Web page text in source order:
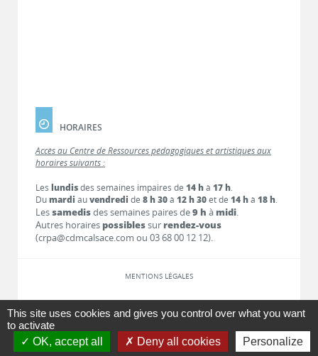
HORAIRES
Accès au Centre de Ressources pédagogiques et artistiques aux
horaires suivants :
Les lundisdes semaines impaires de 14 hà 17 h.
Dumardi auvendredi de 8 h 30à 12 h 30et de 14 hà 18 h.
Lessamedisdes semaines paires de9 h à midi.
Autres horaires possiblessur rendez-vous
(crpa@cdmcalsace.com ou 03 68 00 12 12).
MENTIONS LÉGALES
LIENS
CONTACT
This site uses cookies and gives you control over what you want
to activate
OK, accept all
Deny all cookies Personalize